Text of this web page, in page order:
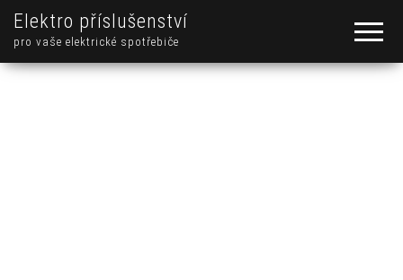
Elektro příslušenství
pro vaše elektrické spotřebiče